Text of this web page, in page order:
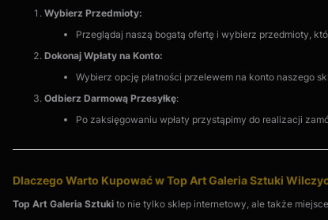
Wybierz Przedmioty:
Przeglądaj naszą bogatą ofertę i wybierz przedmioty,
Dokonaj Wpłaty na Konto:
Wybierz opcję płatności przelewem na konto naszego
Odbierz Darmową Przesyłkę:
Po zaksięgowaniu wpłaty przystąpimy do realizacji
Dlaczego Warto Kupować w Top Art Galeria Sztuki
Top Art Galeria Sztuki to nie tylko sklep internetowy, ale także